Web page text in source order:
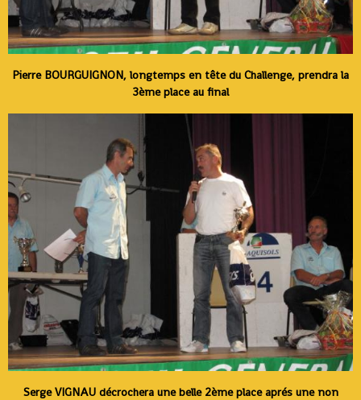
Pierre BOURGUIGNON, longtemps en tête du Challenge, prendra la
3ème place au final
Serge VIGNAU décrochera une belle 2ème place aprés une non